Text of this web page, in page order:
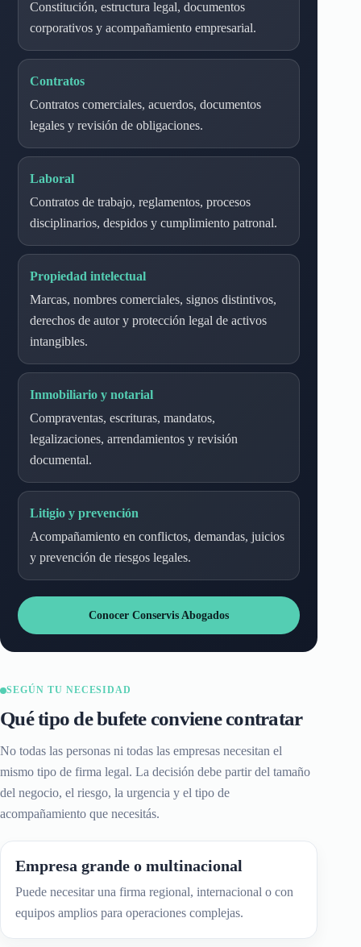
Constitución, estructura legal, documentos
corporativos y acompañamiento empresarial.
Contratos
Contratos comerciales, acuerdos, documentos
legales y revisión de obligaciones.
Laboral
Contratos de trabajo, reglamentos, procesos
disciplinarios, despidos y cumplimiento patronal.
Propiedad intelectual
Marcas, nombres comerciales, signos distintivos,
derechos de autor y protección legal de activos
intangibles.
Inmobiliario y notarial
Compraventas, escrituras, mandatos,
legalizaciones, arrendamientos y revisión
documental.
Litigio y prevención
Acompañamiento en conflictos, demandas, juicios
y prevención de riesgos legales.
Conocer Conservis Abogados
SEGÚN TU NECESIDAD
Qué tipo de bufete conviene contratar
No todas las personas ni todas las empresas necesitan el
mismo tipo de firma legal. La decisión debe partir del tamaño
del negocio, el riesgo, la urgencia y el tipo de
acompañamiento que necesitás.
Empresa grande o multinacional
Puede necesitar una firma regional, internacional o con
equipos amplios para operaciones complejas.